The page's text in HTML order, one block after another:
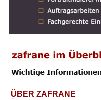
ÜBER ZAFRANE